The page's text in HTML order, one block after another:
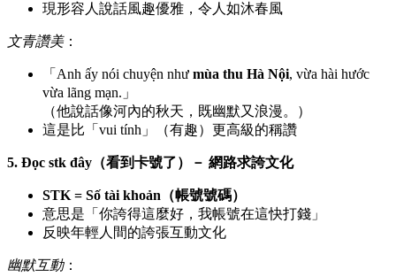
現形容人說話風趣優雅，令人如沐春風
文青讚美：
「Anh ấy nói chuyện như mùa thu Hà Nội, vừa hài hước
vừa lãng mạn.」
（他說話像河內的秋天，既幽默又浪漫。）
這是比「vui tính」（有趣）更高級的稱讚
5. Đọc stk đây（看到卡號了）－ 網路求誇文化
STK = Số tài khoản（帳號號碼）
意思是「你誇得這麼好，我帳號在這快打錢」
反映年輕人間的誇張互動文化
幽默互動：